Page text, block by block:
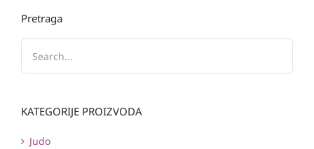
Pretraga
KATEGORIJE PROIZVODA
Judo